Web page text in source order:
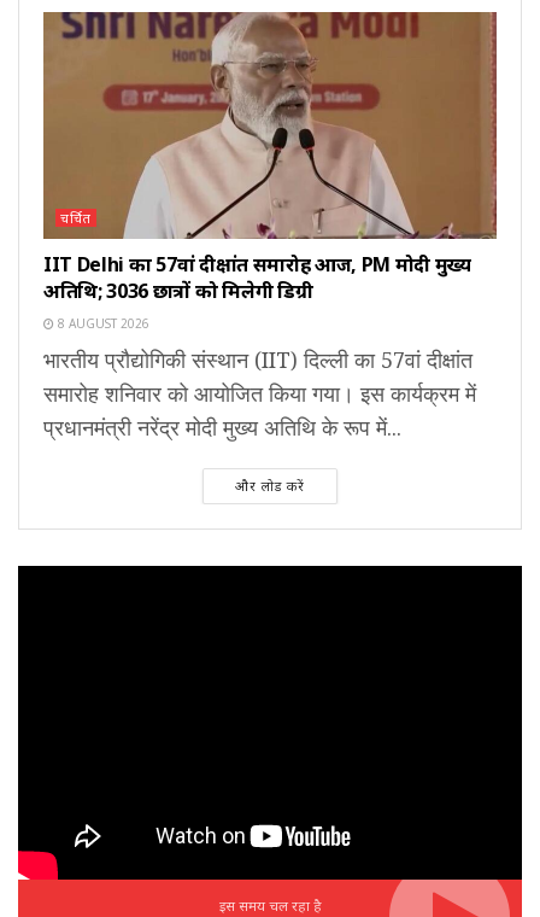
चर्चित
IIT Delhi का 57वां दीक्षांत समारोह आज, PM मोदी मुख्य
अतिथि; 3036 छात्रों को मिलेगी डिग्री
8 AUGUST 2026
भारतीय प्रौद्योगिकी संस्थान (IIT) दिल्ली का 57वां दीक्षांत
समारोह शनिवार को आयोजित किया गया। इस कार्यक्रम में
प्रधानमंत्री नरेंद्र मोदी मुख्य अतिथि के रूप में...
और लोड करें
इस समय चल रहा है